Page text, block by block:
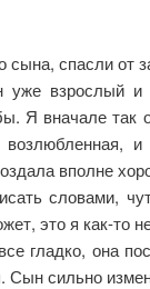
сына, спасли от
уже взрослый
Я вначале так
возлюбленная,
вполне
словами,
это я как-то
гладко, она
Сын сильно